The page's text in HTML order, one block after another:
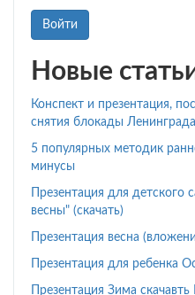
Войти
Новые
Конспект и презентация,
снятия блокады Ленинграда
5 популярных методик
минусы
Презентация для детского
весны" (скачать)
Презентация весна
Презентация для ребенка
Презентация Зима